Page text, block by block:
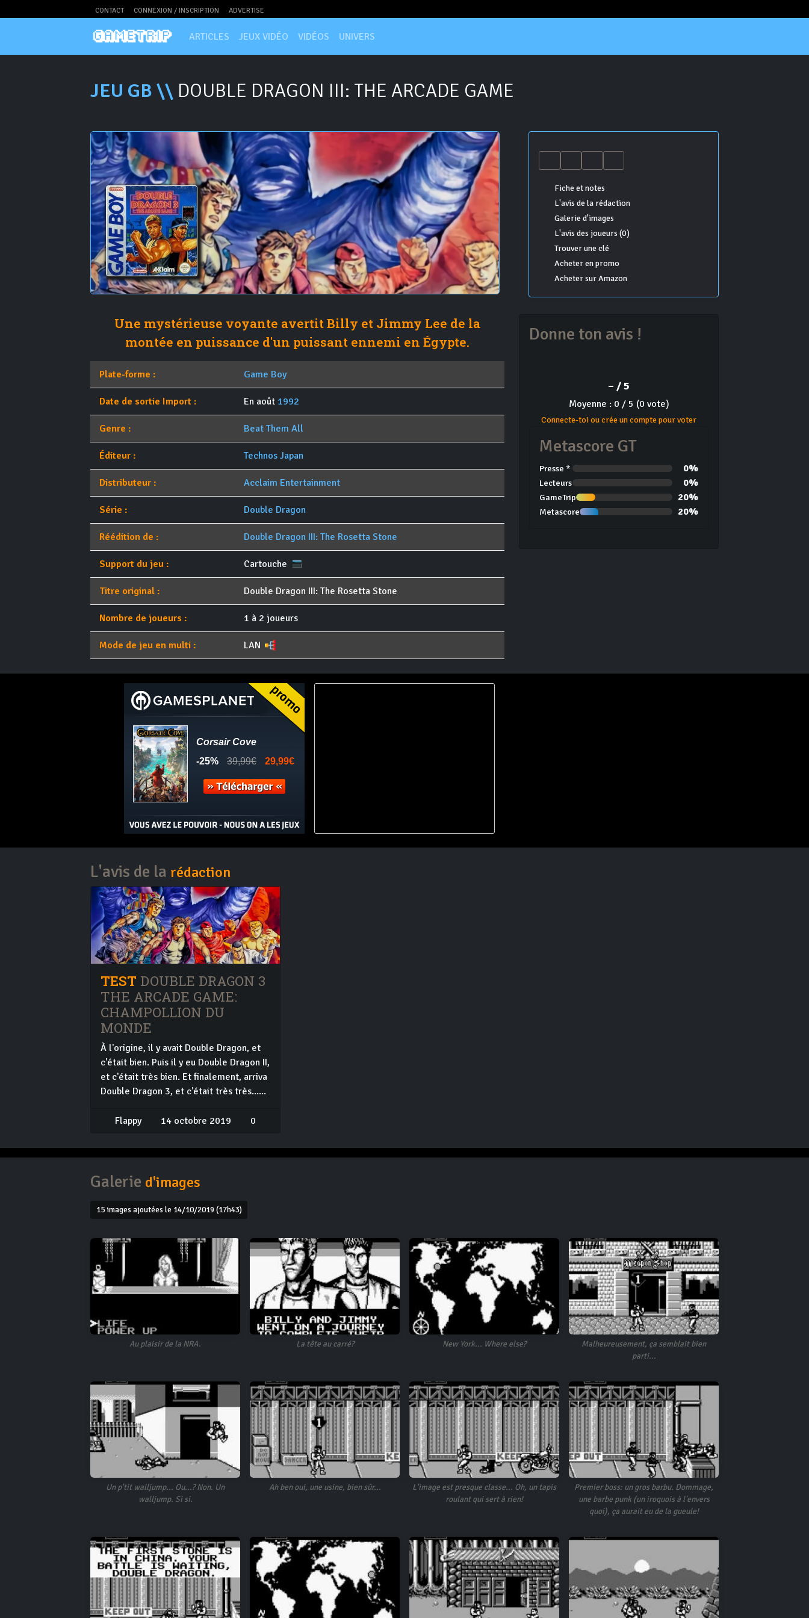
CONTACT CONNEXION / INSCRIPTION ADVERTISE
ARTICLES JEUX VIDÉO VIDÉOS UNIVERS
JEU GB \\ DOUBLE DRAGON III: THE ARCADE GAME
Fiche et notes
L'avis de la rédaction
Galerie d'images
L'avis des joueurs (0)
Trouver une clé
Acheter en promo
Acheter sur Amazon
Une mystérieuse voyante avertit Billy et Jimmy Lee de la
montée en puissance d'un puissant ennemi en Égypte.
Plate-forme : Game Boy
Date de sortie Import : En août 1992
Genre : Beat Them All
Éditeur : Technos Japan
Distributeur : Acclaim Entertainment
Série : Double Dragon
Réédition de : Double Dragon III: The Rosetta Stone
Support du jeu : Cartouche
Titre original : Double Dragon III: The Rosetta Stone
Nombre de joueurs : 1 à 2 joueurs
Mode de jeu en multi : LAN
Donne ton avis !
– / 5
Moyenne : 0 / 5 (0 vote)
Connecte-toi ou crée un compte pour voter
Metascore GT
Presse * 0%
Lecteurs 0%
GameTrip 20%
Metascore 20%
L'avis de la rédaction
TEST DOUBLE DRAGON 3
THE ARCADE GAME:
CHAMPOLLION DU
MONDE
À l'origine, il y avait Double Dragon, et
c'était bien. Puis il y eu Double Dragon II,
et c'était très bien. Et finalement, arriva
Double Dragon 3, et c'était très très......
Flappy 14 octobre 2019 0
Galerie d'images
15 images ajoutées le 14/10/2019 (17h43)
Au plaisir de la NRA. La tête au carré? New York... Where else?
Malheureusement, ça semblait bien
parti...
Un p'tit walljump... Ou...? Non. Un
walljump. Si si.
Ah ben oui, une usine, bien sûr...
L'image est presque classe... Oh, un tapis
roulant qui sert à rien!
Premier boss: un gros barbu. Dommage,
une barbe punk (un iroquois à l'envers
quoi), ça aurait eu de la gueule!